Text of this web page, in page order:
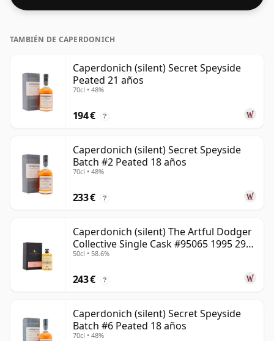
TAMBIÉN DE CAPERDONICH
Caperdonich (silent) Secret Speyside
Peated 21 años
70cl • 48%
194 € ?
Caperdonich (silent) Secret Speyside
Batch #2 Peated 18 años
70cl • 48%
233 € ?
Caperdonich (silent) The Artful Dodger
Collective Single Cask #95065 1995 29
años
50cl • 58.6%
243 € ?
Caperdonich (silent) Secret Speyside
Batch #6 Peated 18 años
70cl • 48%